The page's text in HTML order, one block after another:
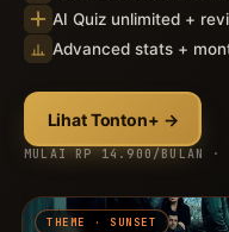
AI Quiz unlimited +
Advanced stats +
Lihat Tonton+ →
MULAI RP 14.900/BULAN ·
THEME · SUNSET